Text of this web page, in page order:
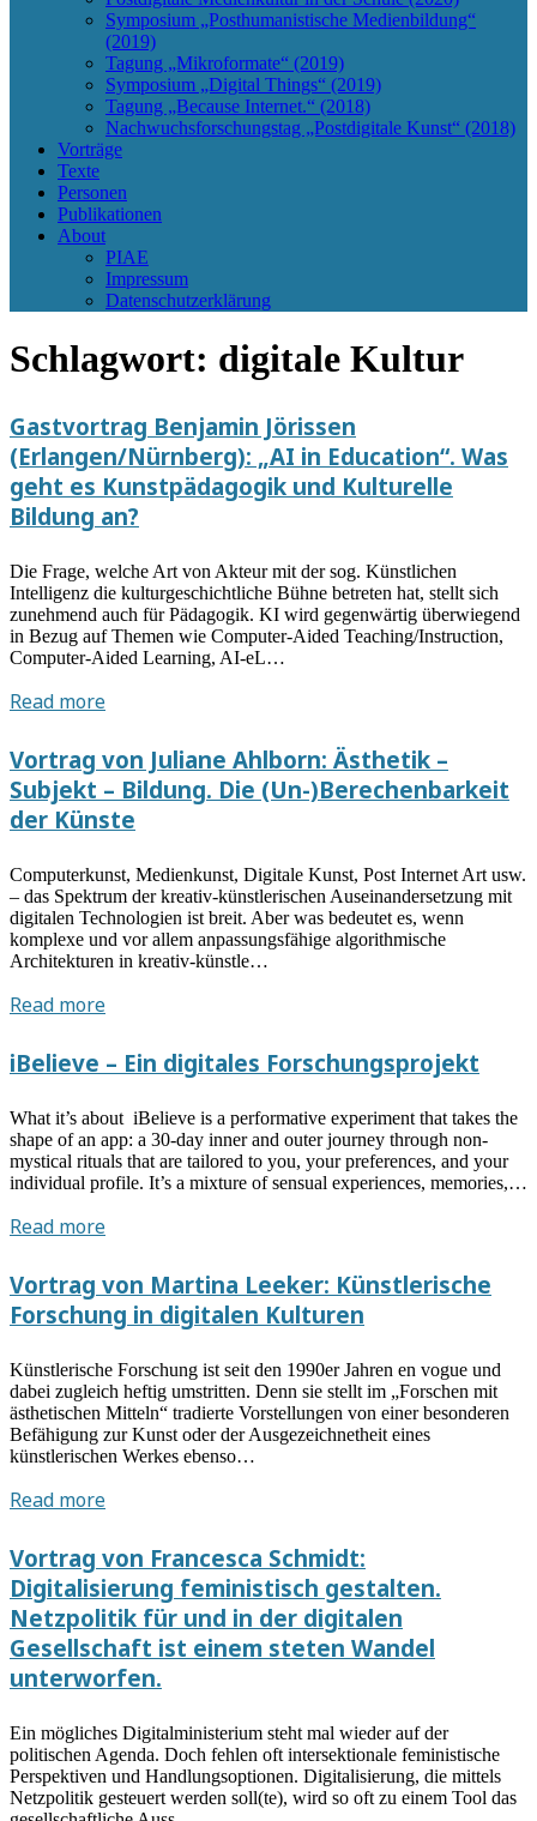
Symposium „Posthumanistische Medienbildung“
(2019)
Tagung „Mikroformate“ (2019)
Symposium „Digital Things“ (2019)
Tagung „Because Internet.“ (2018)
Nachwuchsforschungstag „Postdigitale Kunst“ (2018)
Vorträge
Texte
Personen
Publikationen
About
PIAE
Impressum
Datenschutzerklärung
Schlagwort: digitale Kultur
Gastvortrag Benjamin Jörissen
(Erlangen/Nürnberg): „AI in Education“. Was
geht es Kunstpädagogik und Kulturelle
Bildung an?
Die Frage, welche Art von Akteur mit der sog. Künstlichen
Intelligenz die kulturgeschichtliche Bühne betreten hat, stellt sich
zunehmend auch für Pädagogik. KI wird gegenwärtig überwiegend
in Bezug auf Themen wie Computer-Aided Teaching/Instruction,
Computer-Aided Learning, AI-eL…
Read moreGastvortrag
Jörissen
(Erlangen/Nürnberg):
„AI
in
Was
geht
es
Kunstpädagogik
Kulturelle
an?
Vortrag von Juliane Ahlborn: Ästhetik –
Subjekt – Bildung. Die (Un-)Berechenbarkeit
der Künste
Computerkunst, Medienkunst, Digitale Kunst, Post Internet Art usw.
– das Spektrum der kreativ-künstlerischen Auseinandersetzung mit
digitalen Technologien ist breit. Aber was bedeutet es, wenn
komplexe und vor allem anpassungsfähige algorithmische
Architekturen in kreativ-künstle…
Read moreVortrag
Juliane
Ahlborn:
Ästhetik
–
Subjekt
–
Die
der
Künste
iBelieve – Ein digitales Forschungsprojekt
What it’s about iBelieve is a performative experiment that takes the
shape of an app: a 30-day inner and outer journey through non-
mystical rituals that are tailored to you, your preferences, and your
individual profile. It’s a mixture of sensual experiences, memories,…
Read moreiBelieve
Ein
digitales
Forschungsprojekt
Vortrag von Martina Leeker: Künstlerische
Forschung in digitalen Kulturen
Künstlerische Forschung ist seit den 1990er Jahren en vogue und
dabei zugleich heftig umstritten. Denn sie stellt im „Forschen mit
ästhetischen Mitteln“ tradierte Vorstellungen von einer besonderen
Befähigung zur Kunst oder der Ausgezeichnetheit eines
künstlerischen Werkes ebenso…
Read moreVortrag
Martina
Leeker:
Künstlerische
Forschung
in
digitalen
Vortrag von Francesca Schmidt:
Digitalisierung feministisch gestalten.
Netzpolitik für und in der digitalen
Gesellschaft ist einem steten Wandel
unterworfen.
Ein mögliches Digitalministerium steht mal wieder auf der
politischen Agenda. Doch fehlen oft intersektionale feministische
Perspektiven und Handlungsoptionen. Digitalisierung, die mittels
Netzpolitik gesteuert werden soll(te), wird so oft zu einem Tool das